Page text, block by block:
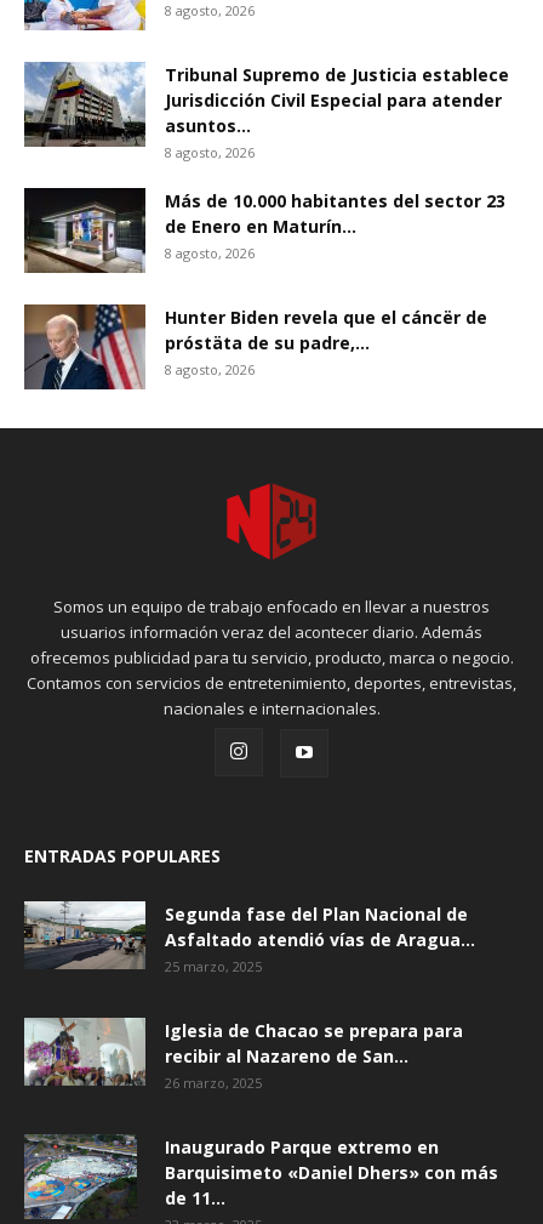
8 agosto, 2026
Tribunal Supremo de Justicia establece
Jurisdicción Civil Especial para atender
asuntos...
8 agosto, 2026
Más de 10.000 habitantes del sector 23
de Enero en Maturín...
8 agosto, 2026
Hunter Biden revela que el cáncër de
próstäta de su padre,...
8 agosto, 2026
Somos un equipo de trabajo enfocado en llevar a nuestros
usuarios información veraz del acontecer diario. Además
ofrecemos publicidad para tu servicio, producto, marca o negocio.
Contamos con servicios de entretenimiento, deportes, entrevistas,
nacionales e internacionales.
ENTRADAS POPULARES
Segunda fase del Plan Nacional de
Asfaltado atendió vías de Aragua...
25 marzo, 2025
Iglesia de Chacao se prepara para
recibir al Nazareno de San...
26 marzo, 2025
Inaugurado Parque extremo en
Barquisimeto «Daniel Dhers» con más
de 11...